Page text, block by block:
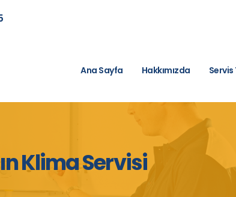
Ana Sayfa Hakkımızda
Klima Servisi